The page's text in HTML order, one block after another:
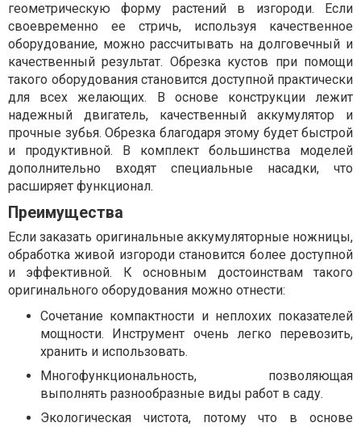
геометрическую форму растений в изгороди. Если
своевременно ее стричь, используя качественное
оборудование, можно рассчитывать на долговечный и
качественный результат. Обрезка кустов при помощи
такого оборудования становится доступной практически
для всех желающих. В основе конструкции лежит
надежный двигатель, качественный аккумулятор и
прочные зубья. Обрезка благодаря этому будет быстрой
и продуктивной. В комплект большинства моделей
дополнительно входят специальные насадки, что
расширяет функционал.
Преимущества
Если заказать оригинальные аккумуляторные ножницы,
обработка живой изгороди становится более доступной
и эффективной. К основным достоинствам такого
оригинального оборудования можно отнести:
Сочетание компактности и неплохих показателей
мощности. Инструмент очень легко перевозить,
хранить и использовать.
Многофункциональность, позволяющая
выполнять разнообразные виды работ в саду.
Экологическая чистота, потому что в основе